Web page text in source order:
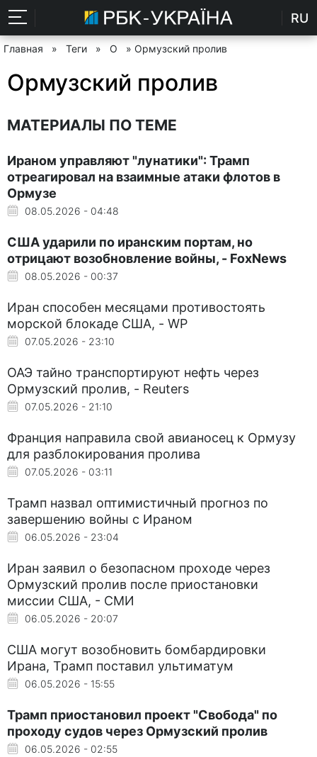
RU
Главная » Теги » О » Ормузский пролив
Ормузский пролив
МАТЕРИАЛЫ ПО ТЕМЕ
Ираном управляют "лунатики": Трамп
отреагировал на взаимные атаки флотов в
Ормузе
08.05.2026 - 04:48
США ударили по иранским портам, но
отрицают возобновление войны, - FoxNews
08.05.2026 - 00:37
Иран способен месяцами противостоять
морской блокаде США, - WP
07.05.2026 - 23:10
ОАЭ тайно транспортируют нефть через
Ормузский пролив, - Reuters
07.05.2026 - 21:10
Франция направила свой авианосец к Ормузу
для разблокирования пролива
07.05.2026 - 03:11
Трамп назвал оптимистичный прогноз по
завершению войны с Ираном
06.05.2026 - 23:04
Иран заявил о безопасном проходе через
Ормузский пролив после приостановки
миссии США, - СМИ
06.05.2026 - 20:07
США могут возобновить бомбардировки
Ирана, Трамп поставил ультиматум
06.05.2026 - 15:55
Трамп приостановил проект "Свобода" по
проходу судов через Ормузский пролив
06.05.2026 - 02:55